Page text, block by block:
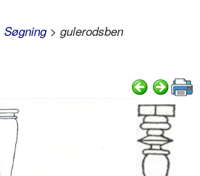
Søgning> gulerodsben